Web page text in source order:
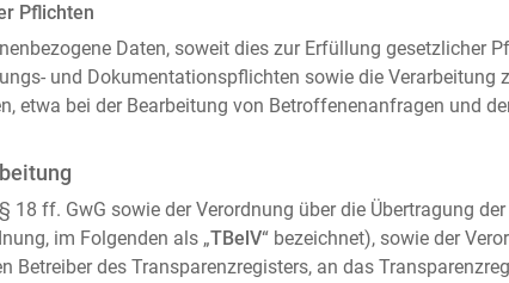
Pflichten
Daten, soweit dies zur Erfüllung gesetzlicher
und Dokumentationspflichten sowie die Verarbeitung
etwa bei der Bearbeitung von Betroffenenanfragen und
18 ff. GwG sowie der Verordnung über die Übertragung
im Folgenden als „TBelV“ bezeichnet), sowie der
Betreiber des Transparenzregisters, an das